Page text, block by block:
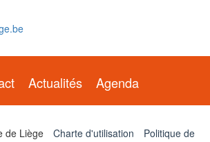
Actualités Agenda
de Liège Charte d'utilisation
Politique de